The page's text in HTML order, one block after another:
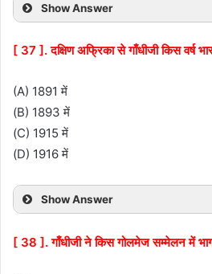
Show Answer
[ 37 ]. दक्षिण अफ्रिका से गाँधीजी किस वर्ष
(A) 1891 में
(B) 1893 में
(C) 1915 में
(D) 1916 में
Show Answer
[ 38 ]. गाँधीजी ने किस गोलमेज सम्मेलन में